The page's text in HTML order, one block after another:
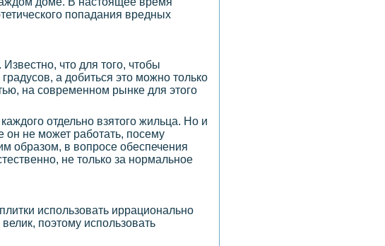
попадания вредных
. Известно, что для того, чтобы
а добиться это можно только
на современном рынке для этого
отдельно взятого жильца. Но и
не может работать, посему
образом, в вопросе обеспечения
не только за нормальное
использовать иррационально
поэтому использовать